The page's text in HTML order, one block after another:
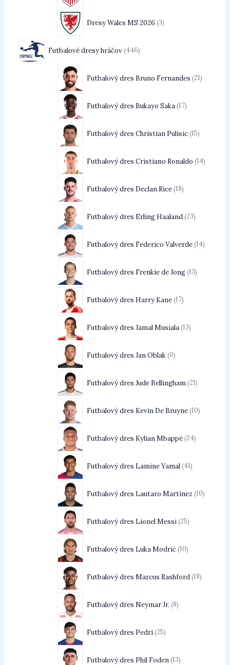
Dresy Wales MS 2026 3
Futbalové dresy hráčov 446
Futbalový dres Bruno Fernandes 21
Futbalový dres Bukayo Saka 17
Futbalový dres Christian Pulisic 15
Futbalový dres Cristiano Ronaldo 14
Futbalový dres Declan Rice 18
Futbalový dres Erling Haaland 23
Futbalový dres Federico Valverde 14
Futbalový dres Frenkie de Jong 13
Futbalový dres Harry Kane 17
Futbalový dres Jamal Musiala 13
Futbalový dres Jan Oblak 0
Futbalový dres Jude Bellingham 21
Futbalový dres Kevin De Bruyne 10
Futbalový dres Kylian Mbappé 24
Futbalový dres Lamine Yamal 41
Futbalový dres Lautaro Martínez 10
Futbalový dres Lionel Messi 25
Futbalový dres Luka Modrić 10
Futbalový dres Marcus Rashford 18
Futbalový dres Neymar Jr. 8
Futbalový dres Pedri 25
Futbalový dres Phil Foden 13